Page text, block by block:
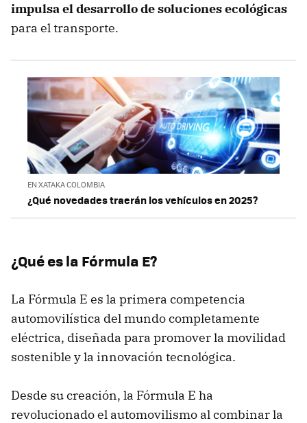
impulsa el desarrollo de soluciones ecológicas
para el transporte.
EN XATAKA COLOMBIA
¿Qué novedades traerán los vehículos en 2025?
¿Qué es la Fórmula E?
La Fórmula E es la primera competencia
automovilística del mundo completamente
eléctrica, diseñada para promover la movilidad
sostenible y la innovación tecnológica.
Desde su creación, la Fórmula E ha
revolucionado el automovilismo al combinar la